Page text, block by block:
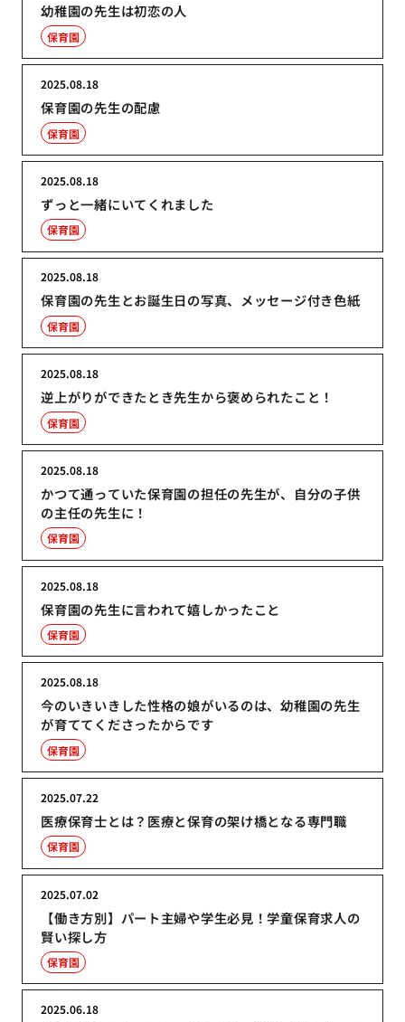
幼稚園の先生は初恋の人
保育園
保育園の先生の配慮
2025.08.18
保育園
ずっと一緒にいてくれました
2025.08.18
保育園
保育園の先生とお誕生日の写真、メッセージ付き色紙
2025.08.18
保育園
逆上がりができたとき先生から褒められたこと！
2025.08.18
保育園
かつて通っていた保育園の担任の先生が、自分の子供
の主任の先生に！
2025.08.18
保育園
保育園の先生に言われて嬉しかったこと
2025.08.18
保育園
今のいきいきした性格の娘がいるのは、幼稚園の先生
が育ててくださったからです
2025.08.18
保育園
医療保育士とは？医療と保育の架け橋となる専門職
2025.07.22
保育園
【働き方別】パート主婦や学生必見！学童保育求人の
賢い探し方
2025.07.02
保育園
2025.06.18